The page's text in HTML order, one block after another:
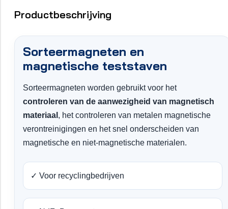
Productbeschrijving
Sorteermagneten en
magnetische teststaven
Sorteermagneten worden gebruikt voor het
controleren van de aanwezigheid van magnetisch
materiaal , het controleren van metalen magnetische
verontreinigingen en het snel onderscheiden van
magnetische en niet-magnetische materialen.
✓ Voor recyclingbedrijven